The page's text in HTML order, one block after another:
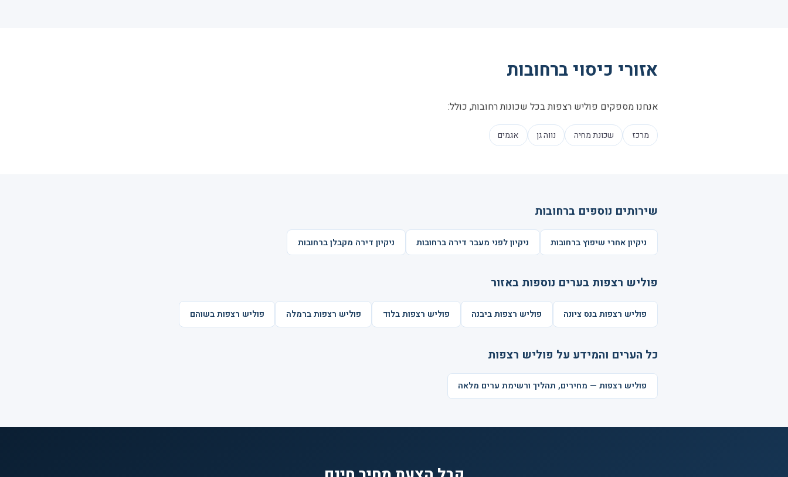
אזורי כיסוי ברחובות
אנחנו מספקים פוליש רצפות בכל שכונות רחובות, כולל:
מרכז שכונת מחיה נווה גן אגמים
שירותים נוספים ברחובות
ניקיון אחרי שיפוץ ברחובות ניקיון לפני מעבר דירה ברחובות ניקיון דירה מקבלן ברחובות
פוליש רצפות בערים נוספות באזור
פוליש רצפות בנס ציונה פוליש רצפות ביבנה פוליש רצפות בלוד פוליש רצפות ברמלה פוליש רצפות בשוהם
כל הערים והמידע על פוליש רצפות
פוליש רצפות — מחירים, תהליך ורשימת ערים מלאה